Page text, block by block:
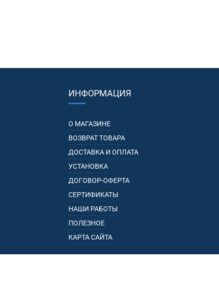
ИНФОРМАЦИЯ
О МАГАЗИНЕ
ВОЗВРАТ ТОВАРА
ДОСТАВКА И ОПЛАТА
УСТАНОВКА
ДОГОВОР-ОФЕРТА
СЕРТИФИКАТЫ
НАШИ РАБОТЫ
ПОЛЕЗНОЕ
КАРТА САЙТА